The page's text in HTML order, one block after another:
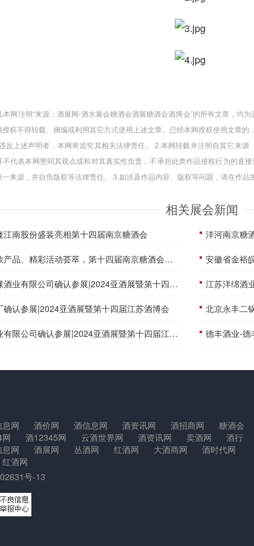
本网注明“来源：酒展网-酒水展会糖酒会酒展糖酒会酒博会”的所有文章，均
权不得转载、摘编或利用其它方式使用上述文章。已经本网授权使用文章
反上述声明者，本网将追究其相关法律责任。 2.本网转载并注明自其它来
代表本网赞同其观点或和对其真实性负责，不承担此类作品侵权行为的直
来源，并自负版权等法律责任。 3.如涉及作品内容、版权等问题，请在作品
相关展会新闻
南股份盛装亮相第十四届南京糖酒会 洋河南京糖
彩活动荟萃，第十四届南京糖酒会将于8月8日盛大开幕！ 安徽省金裕皖
有限公司确认参展|2024亚酒展暨第十四届江苏酒博会 江苏洋绵酒业
确认参展|2024亚酒展暨第十四届江苏酒博会 北京永丰二锅
公司确认参展|2024亚酒展暨第十四届江苏酒博会 德丰酒业-德
网 酒价网 酒信息网 酒资讯网 酒招商网
糖酒会
酒12345网 云酒世界网 酒资讯网 卖酒网
酒行
网 酒展网 丛酒网 红酒网 大酒商网
酒时代网
红酒网
号-13